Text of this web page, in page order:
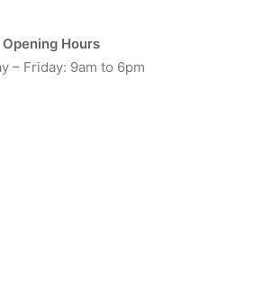
Opening Hours
– Friday: 9am to 6pm